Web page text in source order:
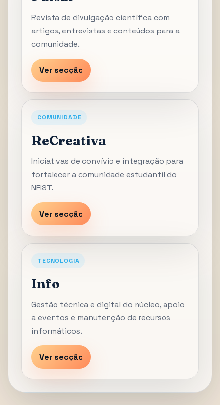
Revista de divulgação científica com
artigos, entrevistas e conteúdos para a
comunidade.
Ver secção
COMUNIDADE
ReCreativa
Iniciativas de convívio e integração para
fortalecer a comunidade estudantil do
NFIST.
Ver secção
TECNOLOGIA
Info
Gestão técnica e digital do núcleo, apoio
a eventos e manutenção de recursos
informáticos.
Ver secção